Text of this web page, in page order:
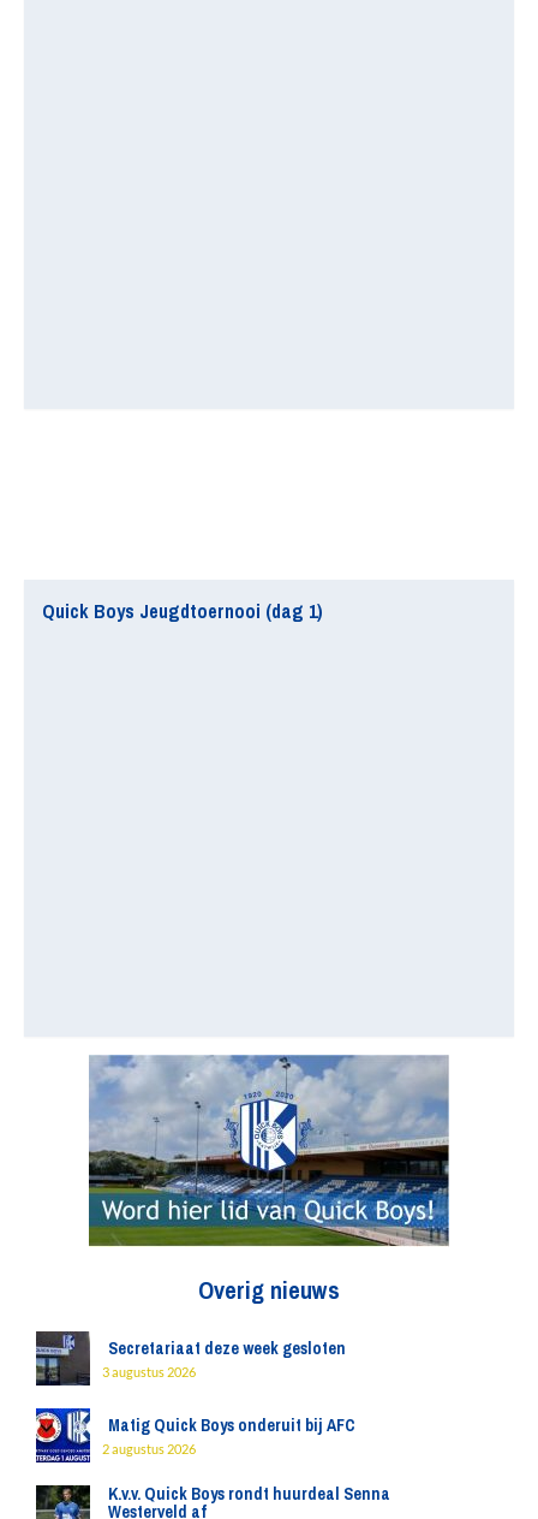
Quick Boys Jeugdtoernooi (dag 1)
Overig nieuws
Secretariaat deze week gesloten
3 augustus 2026
Matig Quick Boys onderuit bij AFC
2 augustus 2026
K.v.v. Quick Boys rondt huurdeal Senna
Westerveld af